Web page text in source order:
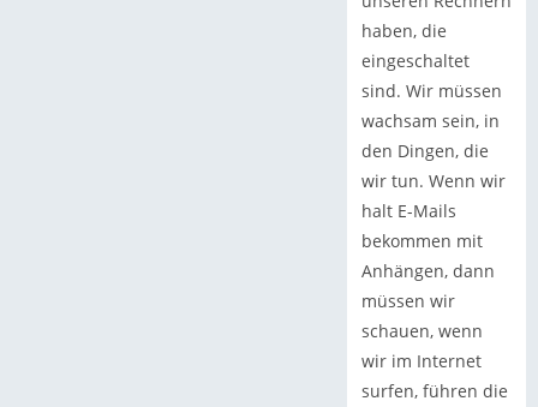
haben, die
eingeschaltet
sind. Wir müssen
wachsam sein, in
den Dingen, die
wir tun. Wenn wir
halt E-Mails
bekommen mit
Anhängen, dann
müssen wir
schauen, wenn
wir im Internet
surfen, führen die